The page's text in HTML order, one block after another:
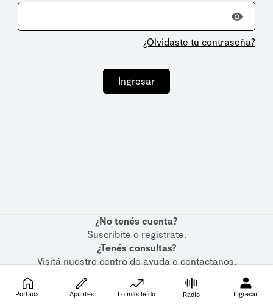
¿Olvidaste tu contraseña?
Ingresar
¿No tenés cuenta?
Suscribite o registrate.
¿Tenés consultas?
Visitá nuestrocentro de ayudaocontactanos.
Portada Apuntes Lo más leído Radio Ingresar